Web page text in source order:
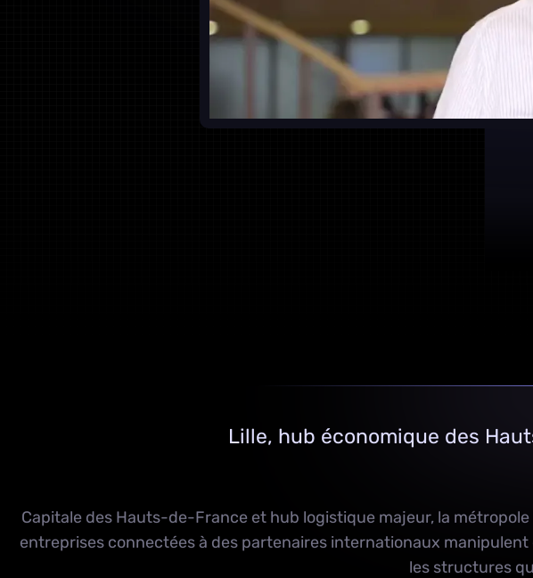
Lille, hub économique des
Capitale des Hauts-de-France et hub logistique majeur, la
entreprises connectées à des partenaires internationaux
les structures